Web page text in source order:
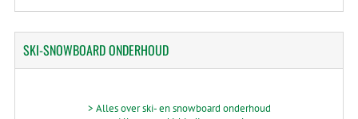
SKI-SNOWBOARDONDERHOUD
> Alles over ski- en snowboard onderhoud